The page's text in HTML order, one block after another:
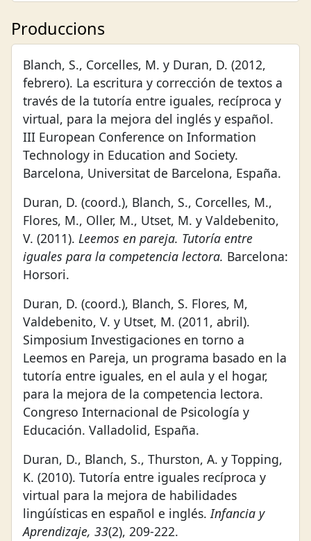
Produccions
Blanch, S., Corcelles, M. y Duran, D. (2012,
febrero). La escritura y corrección de textos a
través de la tutoría entre iguales, recíproca y
virtual, para la mejora del inglés y español.
III European Conference on Information
Technology in Education and Society.
Barcelona, Universitat de Barcelona, España.
Duran, D. (coord.), Blanch, S., Corcelles, M.,
Flores, M., Oller, M., Utset, M. y Valdebenito,
V. (2011). Leemos en pareja. Tutoría entre
iguales para la competencia lectora. Barcelona:
Horsori.
Duran, D. (coord.), Blanch, S. Flores, M,
Valdebenito, V. y Utset, M. (2011, abril).
Simposium Investigaciones en torno a
Leemos en Pareja, un programa basado en la
tutoría entre iguales, en el aula y el hogar,
para la mejora de la competencia lectora.
Congreso Internacional de Psicología y
Educación. Valladolid, España.
Duran, D., Blanch, S., Thurston, A. y Topping,
K. (2010). Tutoría entre iguales recíproca y
virtual para la mejora de habilidades
lingúísticas en español e inglés.Infancia y
Aprendizaje, 33(2), 209-222.